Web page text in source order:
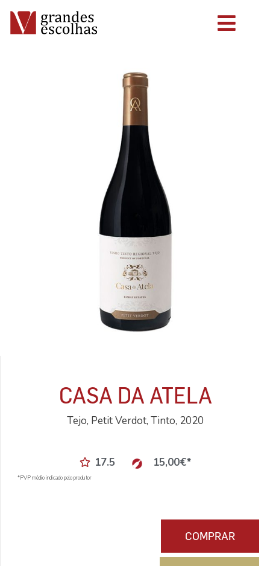
CASA DA ATELA
Tejo, Petit Verdot, Tinto, 2020
17.5 15,00€*
*PVP médio indicado pelo produtor
COMPRAR